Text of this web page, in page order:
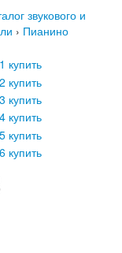
звукового и
› Пианино